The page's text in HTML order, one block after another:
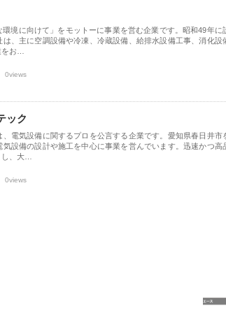
境に向けて」をモットーに事業を営む企業です。昭和49年に
、主に空調設備や冷凍、冷蔵設備、給排水設備工事、消化設
お…
0views
ック
電気設備に関するプロを公言する企業です。愛知県春日井市
設備の設計や施工を中心に事業を営んでいます。迅速かつ高
、大…
0views